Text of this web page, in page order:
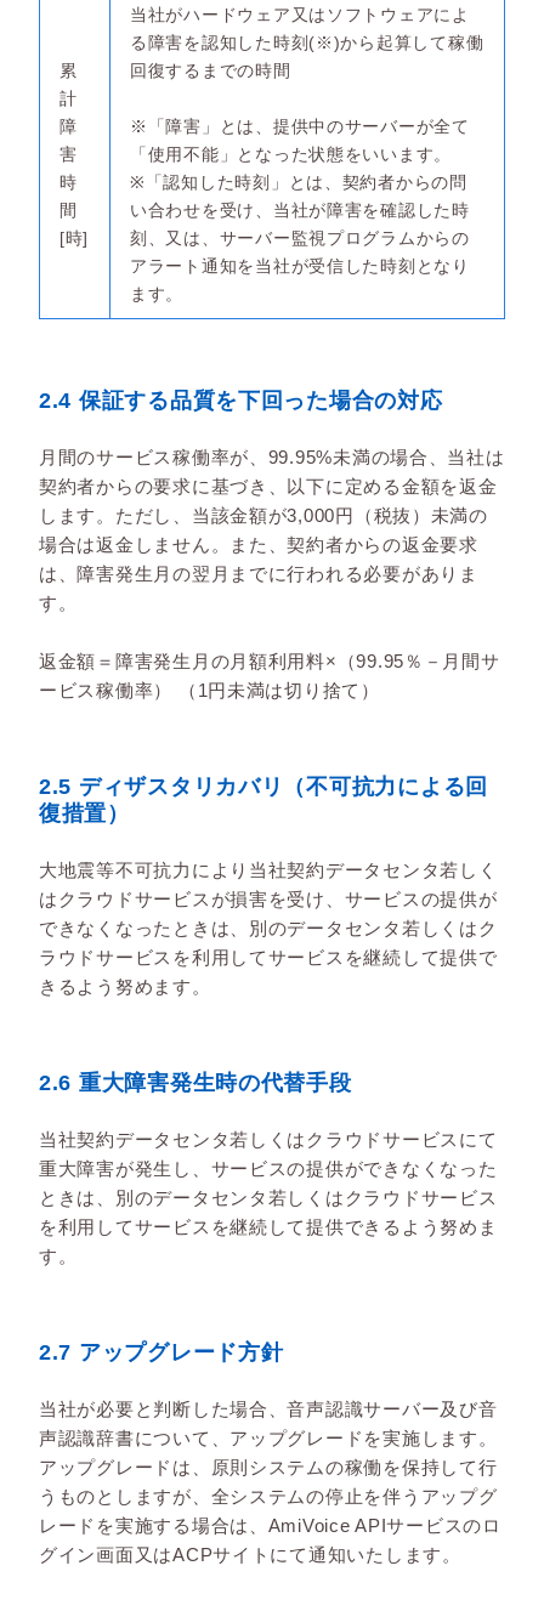
累
計
障
害
時
間
[時]
当社がハードウェア又はソフトウェアによ
る障害を認知した時刻(※)から起算して稼働
回復するまでの時間
※「障害」とは、提供中のサーバーが全て
「使用不能」となった状態をいいます。
※「認知した時刻」とは、契約者からの問
い合わせを受け、当社が障害を確認した時
刻、又は、サーバー監視プログラムからの
アラート通知を当社が受信した時刻となり
ます。
2.4 保証する品質を下回った場合の対応
月間のサービス稼働率が、99.95%未満の場合、当社は
契約者からの要求に基づき、以下に定める金額を返金
します。ただし、当該金額が3,000円（税抜）未満の
場合は返金しません。また、契約者からの返金要求
は、障害発生月の翌月までに行われる必要がありま
す。
返金額＝障害発生月の月額利用料×（99.95％－月間サ
ービス稼働率） （1円未満は切り捨て）
2.5 ディザスタリカバリ（不可抗力による回
復措置）
大地震等不可抗力により当社契約データセンタ若しく
はクラウドサービスが損害を受け、サービスの提供が
できなくなったときは、別のデータセンタ若しくはク
ラウドサービスを利用してサービスを継続して提供で
きるよう努めます。
2.6 重大障害発生時の代替手段
当社契約データセンタ若しくはクラウドサービスにて
重大障害が発生し、サービスの提供ができなくなった
ときは、別のデータセンタ若しくはクラウドサービス
を利用してサービスを継続して提供できるよう努めま
す。
2.7 アップグレード方針
当社が必要と判断した場合、音声認識サーバー及び音
声認識辞書について、アップグレードを実施します。
アップグレードは、原則システムの稼働を保持して行
うものとしますが、全システムの停止を伴うアップグ
レードを実施する場合は、AmiVoice APIサービスのロ
グイン画面又はACPサイトにて通知いたします。